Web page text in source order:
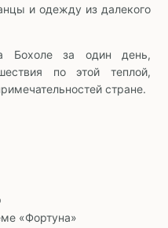
и одежду из далекого
Бохоле за один день,
по этой теплой,
стране.
«Фортуна»